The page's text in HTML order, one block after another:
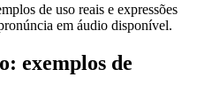
de uso reais e expressões
em áudio disponível.
exemplos de